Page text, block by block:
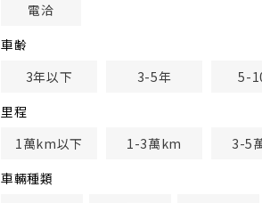
電洽
車齢
3年以下
3-5年 5-
里程
1萬km以下
1-3萬km 3-5
車輛種類